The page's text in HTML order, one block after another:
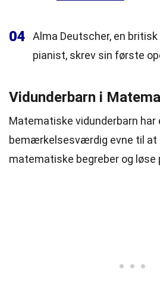
04
Alma Deutscher, en
pianist, skrev sin første
Vidunderbarn i
Matematiske vidunderbarn har
bemærkelsesværdig evne til at
matematiske begreber og løse